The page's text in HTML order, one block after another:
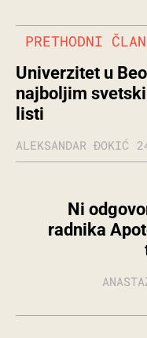
PRETHODNI
Univerzitet u
najboljim
listi
ALEKSANDAR ĐOKIĆ
Ni
radnika